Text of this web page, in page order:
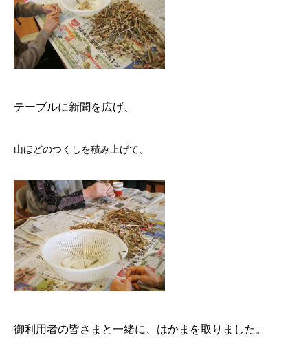
テーブルに新聞を広げ、
山ほどのつくしを積み上げて、
御利用者の皆さまと一緒に、はかまを取りました。